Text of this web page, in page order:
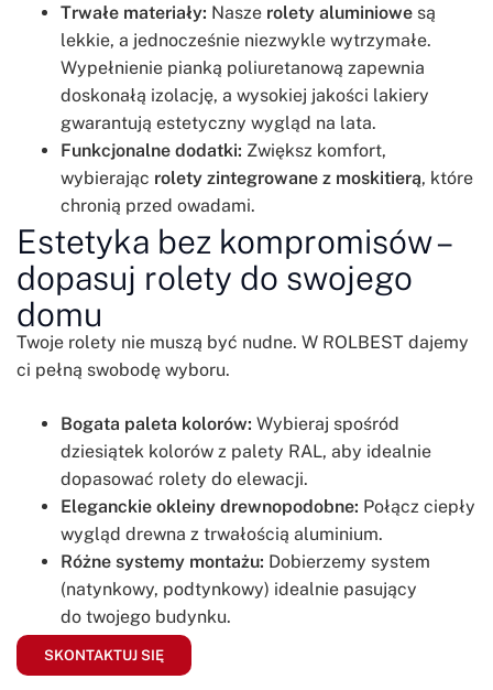
Trwałe materiały: Nasze rolety aluminiowe są
lekkie, a jednocześnie niezwykle wytrzymałe.
Wypełnienie pianką poliuretanową zapewnia
doskonałą izolację, a wysokiej jakości lakiery
gwarantują estetyczny wygląd na lata.
Funkcjonalne dodatki: Zwiększ komfort,
wybierając rolety zintegrowane z moskitierą, które
chronią przed owadami.
Estetyka bez kompromisów –
dopasuj rolety do swojego
domu
Twoje rolety nie muszą być nudne. W ROLBEST dajemy
ci pełną swobodę wyboru.
Bogata paleta kolorów: Wybieraj spośród
dziesiątek kolorów z palety RAL, aby idealnie
dopasować rolety do elewacji.
Eleganckie okleiny drewnopodobne: Połącz ciepły
wygląd drewna z trwałością aluminium.
Różne systemy montażu: Dobierzemy system
(natynkowy, podtynkowy) idealnie pasujący
do twojego budynku.
SKONTAKTUJ SIĘ